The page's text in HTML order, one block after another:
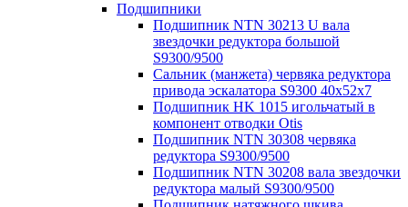
Подшипники
Подшипник NTN 30213 U вала
звездочки редуктора большой
S9300/9500
Сальник (манжета) червяка редуктора
привода эскалатора S9300 40х52х7
Подшипник HK 1015 игольчатый в
компонент отводки Otis
Подшипник NTN 30308 червяка
редуктора S9300/9500
Подшипник NTN 30208 вала звездочки
редуктора малый S9300/9500